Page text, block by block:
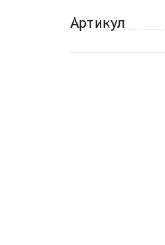
Артикул: